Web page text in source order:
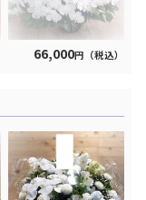
66,000円（税込）